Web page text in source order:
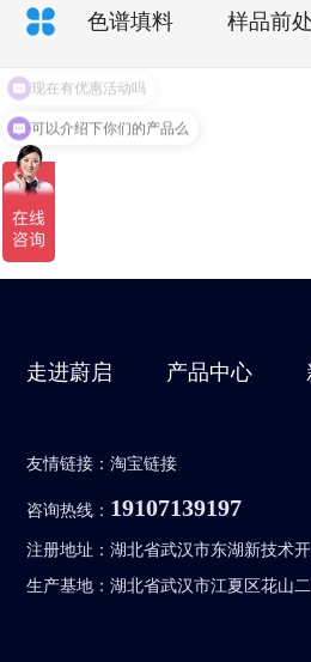
色谱填料 样品前
走进蔚启 产品中心
友情链接： 淘宝链接
咨询热线： 19107139197
注册地址：湖北省武汉市东湖新技术
生产基地：湖北省武汉市江夏区花山
可以介绍下你们的产品么